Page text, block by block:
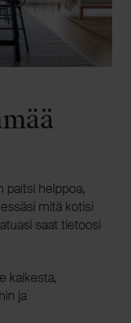
paitsi helppoa,
mitä kotisi
saat tietoosi
kaikesta,
ja